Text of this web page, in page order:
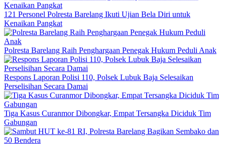
121 Personel Polresta Barelang Ikuti Ujian Bela Diri untuk
Kenaikan Pangkat
Polresta Barelang Raih Penghargaan Penegak Hukum Peduli Anak
Respons Laporan Polisi 110, Polsek Lubuk Baja Selesaikan
Perselisihan Secara Damai
Tiga Kasus Curanmor Dibongkar, Empat Tersangka Diciduk Tim
Gabungan